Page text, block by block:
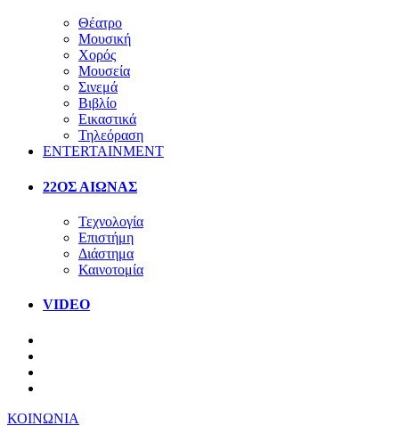
Θέατρο
Μουσική
Χορός
Μουσεία
Σινεμά
Βιβλίο
Εικαστικά
Τηλεόραση
ENTERTAINMENT
22ΟΣ ΑΙΩΝΑΣ
Τεχνολογία
Επιστήμη
Διάστημα
Καινοτομία
VIDEO
ΚΟΙΝΩΝΙΑ